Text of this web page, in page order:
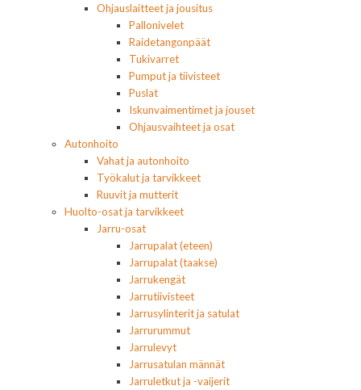
Ohjauslaitteet ja jousitus
Pallonivelet
Raidetangonpäät
Tukivarret
Pumput ja tiivisteet
Puslat
Iskunvaimentimet ja jouset
Ohjausvaihteet ja osat
Autonhoito
Vahat ja autonhoito
Työkalut ja tarvikkeet
Ruuvit ja mutterit
Huolto-osat ja tarvikkeet
Jarru-osat
Jarrupalat (eteen)
Jarrupalat (taakse)
Jarrukengät
Jarrutiivisteet
Jarrusylinterit ja satulat
Jarrurummut
Jarrulevyt
Jarrusatulan männät
Jarruletkut ja -vaijerit